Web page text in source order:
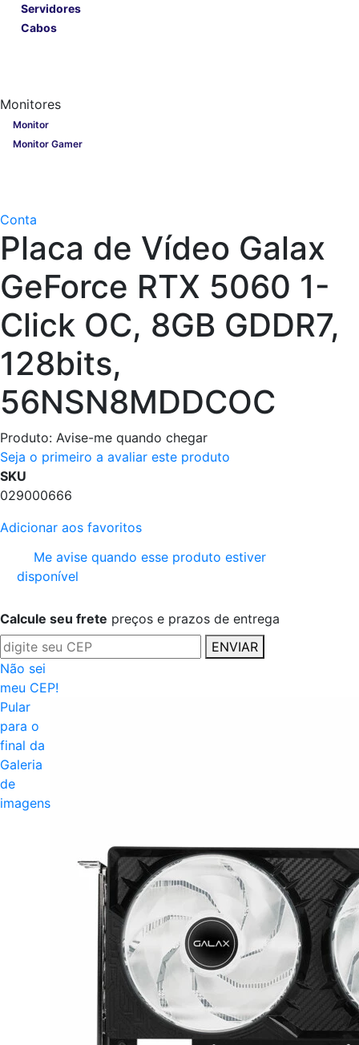
Servidores
Cabos
Monitores
Monitor
Monitor Gamer
Conta
Placa de Vídeo Galax
GeForce RTX 5060 1-
Click OC, 8GB GDDR7,
128bits,
56NSN8MDDCOC
Produto: Avise-me quando chegar
Seja o primeiro a avaliar este produto
SKU
029000666
Adicionar aos favoritos
Me avise quando esse produto estiver
disponível
Calcule seu frete preços e prazos de entrega
ENVIAR
Não sei
meu CEP!
Pular
para o
final da
Galeria
de
imagens